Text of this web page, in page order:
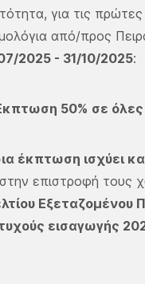
για τις
από/προς
2025 - 31/10/2025:
50% σε
έκπτωση ισχύει
επιστροφή τους
εισαγωγής